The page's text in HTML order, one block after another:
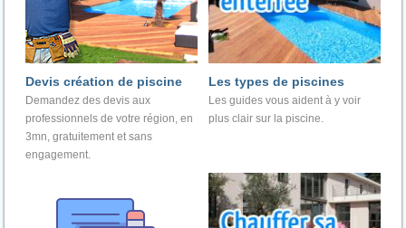
Devis création de piscine
Demandez des devis aux
professionnels de votre région, en
3mn, gratuitement et sans
engagement.
Les types de piscines
Les guides vous aident à y voir
plus clair sur la piscine.